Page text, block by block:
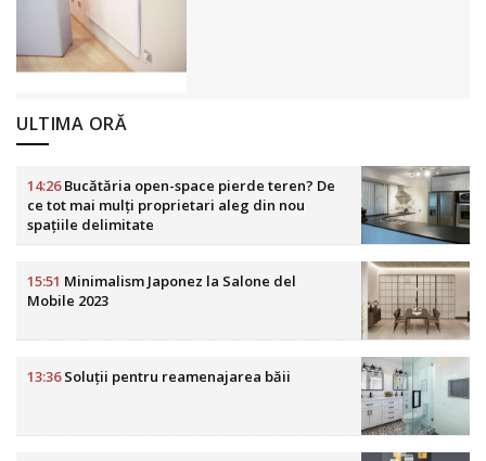
ULTIMA ORĂ
14:26Bucătăria open-space pierde teren? De
ce tot mai mulți proprietari aleg din nou
spațiile delimitate
15:51 Minimalism Japonez la Salone del
Mobile 2023
13:36Soluții pentru reamenajarea băii